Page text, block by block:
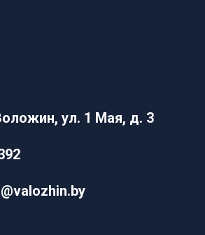
ул. 1 Мая, д. 3